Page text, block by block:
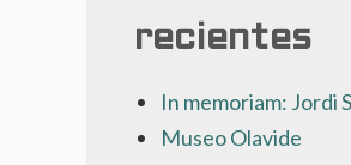
recientes
In memoriam: Jordi
Museo Olavide